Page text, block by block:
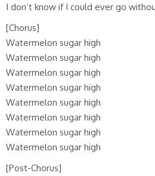
I don’t know if I could ever go
[Chorus]
Watermelon sugar high
Watermelon sugar high
Watermelon sugar high
Watermelon sugar high
Watermelon sugar high
Watermelon sugar high
Watermelon sugar high
Watermelon sugar high
[Post-Chorus]